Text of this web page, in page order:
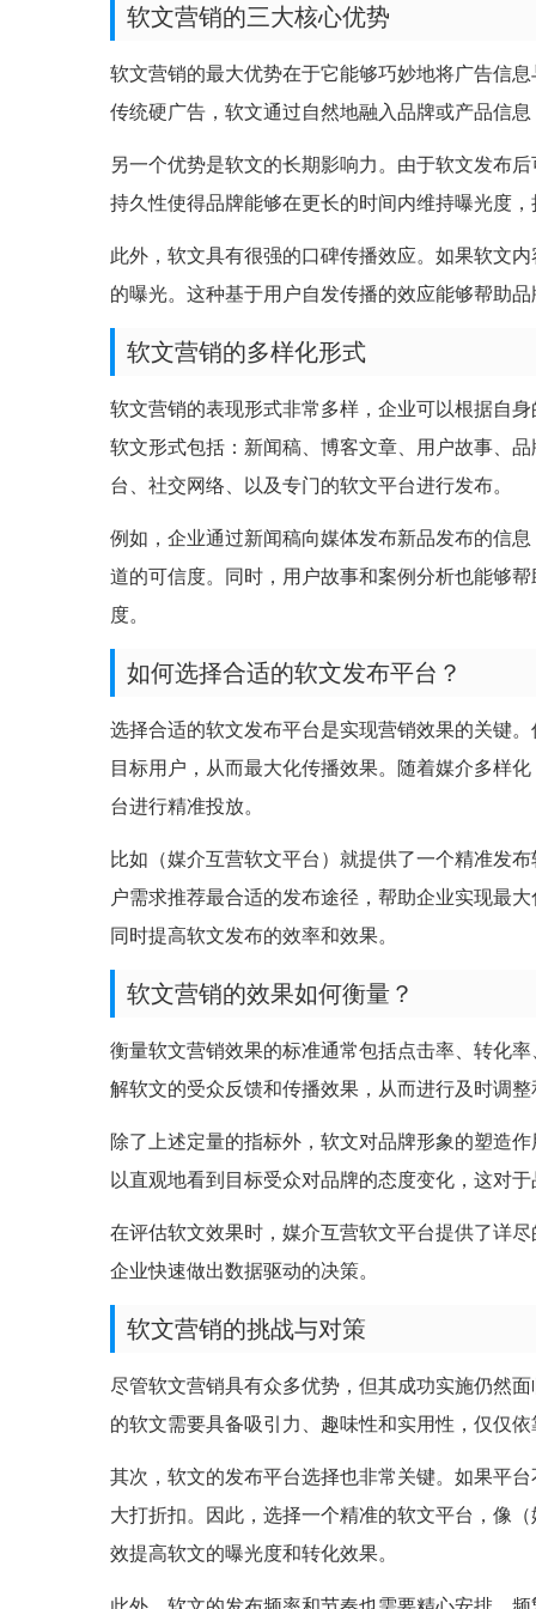
软文营销的三大核心优势
软文营销的最大优势在于它能够巧妙地将广告信
传统硬广告，软文通过自然地融入品牌或产品信
另一个优势是软文的长期影响力。由于软文发布
持久性使得品牌能够在更长的时间内维持曝光度
此外，软文具有很强的口碑传播效应。如果软文
的曝光。这种基于用户自发传播的效应能够帮助
软文营销的多样化形式
软文营销的表现形式非常多样，企业可以根据自
软文形式包括：新闻稿、博客文章、用户故事、
台、社交网络、以及专门的软文平台进行发布。
例如，企业通过新闻稿向媒体发布新品发布的信
道的可信度。同时，用户故事和案例分析也能够
度。
如何选择合适的软文发布平台？
选择合适的软文发布平台是实现营销效果的关键
目标用户，从而最大化传播效果。随着媒介多样
台进行精准投放。
比如（媒介互营软文平台）就提供了一个精准发
户需求推荐最合适的发布途径，帮助企业实现最
同时提高软文发布的效率和效果。
软文营销的效果如何衡量？
衡量软文营销效果的标准通常包括点击率、转化
解软文的受众反馈和传播效果，从而进行及时调整
除了上述定量的指标外，软文对品牌形象的塑造
以直观地看到目标受众对品牌的态度变化，这对
在评估软文效果时，媒介互营软文平台提供了详
企业快速做出数据驱动的决策。
软文营销的挑战与对策
尽管软文营销具有众多优势，但其成功实施仍然
的软文需要具备吸引力、趣味性和实用性，仅仅
其次，软文的发布平台选择也非常关键。如果平
大打折扣。因此，选择一个精准的软文平台，像
效提高软文的曝光度和转化效果。